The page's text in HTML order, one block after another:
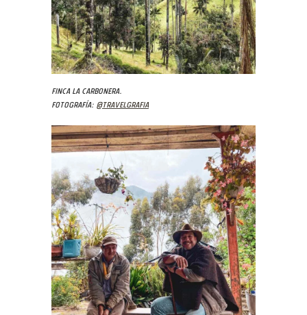
Finca La Carbonera.
Fotografía: @travelgrafia